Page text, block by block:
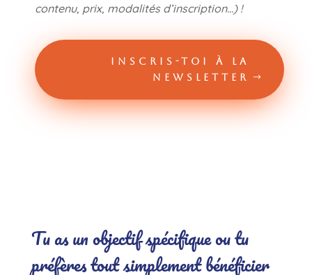
contenu, prix, modalités d’inscription…) !
INSCRIS-TOI À LA
NEWSLETTER
Tu as un objectif spécifique ou tu
préfères tout simplement bénéficier